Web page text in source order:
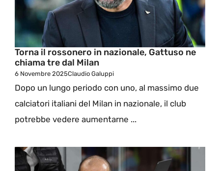
Torna il rossonero in nazionale, Gattuso ne
chiama tre dal Milan
6 Novembre 2025Claudio Galuppi
Dopo un lungo periodo con uno, al massimo due
calciatori italiani del Milan in nazionale, il club
potrebbe vedere aumentarne ...